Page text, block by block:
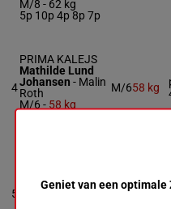
M/8 - 62 kg
5p 10p 4p 8p 7p
4
PRIMA KALEJS
Mathilde Lund
Johansen - Malin
Roth
M/6 - 58 kg
M/658 kg
5
Per-Anders
M/7
Geniet van een